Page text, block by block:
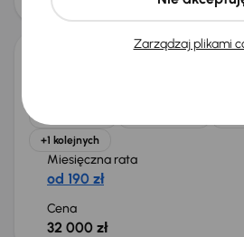
+1 kolejnych
Miesięczna rata
od 190 zł
Cena
32 000 zł
Zarządzaj plikami